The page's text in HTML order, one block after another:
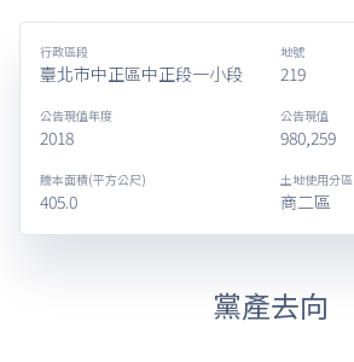
行政區段
臺北市中正區中正段一小段
地號
219
公告現值年度
2018
公告現值
980,259
謄本面積(平方公尺)
405.0
土地使用分區
商二區
黨產去向